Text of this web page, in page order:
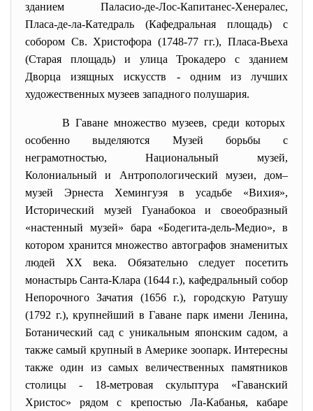
зданием Паласио-де-Лос-Капитанес-Хенералес,
Пласа-де-ла-Катедраль (Кафедральная площадь) с
собором Св. Христофора (1748-77 гг.), Пласа-Вьеха
(Старая площадь) и улица Трокадеро с зданием
Дворца изящных искусств - одним из лучших
художественных музеев западного полушария.
В Гаване множество музеев, среди которых
особенно выделяются Музей борьбы с
неграмотностью, Национальный музей,
Колониальный и Антропологический музеи, дом–
музей Эрнеста Хемингуэя в усадьбе «Вихия»,
Исторический музей Гуанабокоа и своеобразный
«настенный музей» бара «Бодегита-дель-Медио», в
котором хранится множество автографов знаменитых
людей ХХ века. Обязательно следует посетить
монастырь Санта-Клара (1644 г.), кафедральный собор
Непорочного Зачатия (1656 г.), городскую Ратушу
(1792 г.), крупнейший в Гаване парк имени Ленина,
Ботанический сад с уникальным японским садом, а
также самый крупный в Америке зоопарк. Интересны
также один из самых величественных памятников
столицы - 18-метровая скульптура «Гаванский
Христос» рядом с крепостью Ла-Кабанья, кабаре